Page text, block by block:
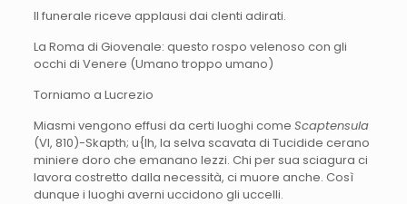
Il funerale riceve applausi dai clenti adirati.
La Roma di Giovenale: questo rospo velenoso con gli
occhi di Venere (Umano troppo umano)
Torniamo a Lucrezio
Miasmi vengono effusi da certi luoghi come Scaptensula
(VI, 810)-Skapth; u{lh, la selva scavata di Tucidide cerano
miniere doro che emanano lezzi. Chi per sua sciagura ci
lavora costretto dalla necessità, ci muore anche. Così
dunque i luoghi averni uccidono gli uccelli.